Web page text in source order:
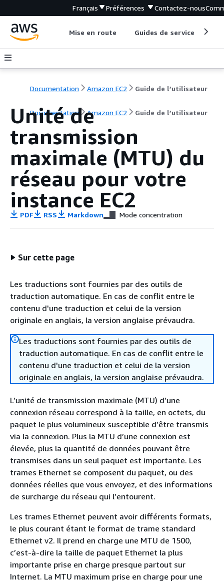
Français Préférences Contactez-nous
Mise en route Guides de service
Documentation Amazon EC2 Guide de l’utilisateur
Documentation Amazon EC2 Guide de l’utilisateur
Unité de
transmission
maximale (MTU) du
réseau pour votre
instance EC2
PDF RSS Markdown Mode concentration
Sur cette page
Les traductions sont fournies par des outils de
traduction automatique. En cas de conflit entre le
contenu d'une traduction et celui de la version
originale en anglais, la version anglaise prévaudra.
Les traductions sont fournies par des outils de
traduction automatique. En cas de conflit entre le
contenu d'une traduction et celui de la version
originale en anglais, la version anglaise prévaudra.
L’unité de transmission maximale (MTU) d’une
connexion réseau correspond à la taille, en octets, du
paquet le plus volumineux susceptible d’être transmis
via la connexion. Plus la MTU d’une connexion est
élevée, plus la quantité de données pouvant être
transmises dans un seul paquet est importante. Les
trames Ethernet se composent du paquet, ou des
données réelles que vous envoyez, et des informations
de surcharge du réseau qui l’entourent.
Les trames Ethernet peuvent avoir différents formats,
le plus courant étant le format de trame standard
Ethernet v2. Il prend en charge une MTU de 1500,
c’est-à-dire la taille de paquet Ethernet la plus
importante prise en charge presque partout sur
Internet. La MTU maximum prise en charge pour une